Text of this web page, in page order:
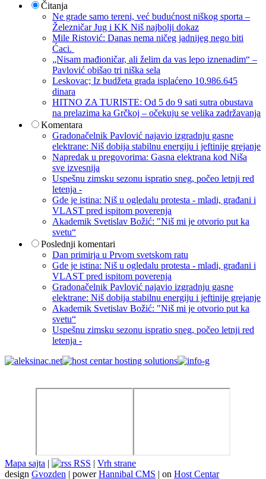
Čitanja
Ne grade samo tereni, već budućnost niškog sporta –
Železničar Jug i KK Niš najbolji dokaz
Mile Ristović: Danas nema ničeg jadnijeg nego biti
Ćaci.
„Nisam mađioničar, ali želim da vas lepo iznenadim“ –
Pavlović obišao tri niška sela
Leskovac; Iz budžeta grada isplaćeno 10.986.645
dinara
HITNO ZA TURISTE: Od 5 do 9 sati sutra obustava
na prelazima ka Grčkoj – očekuju se velika zadržavanja
Komentara
Gradonačelnik Pavlović najavio izgradnju gasne
elektrane: Niš dobija stabilnu energiju i jeftinije grejanje
Napredak u pregovorima: Gasna elektrana kod Niša
sve izvesnija
Uspešnu zimsku sezonu ispratio sneg, počeo letnji red
letenja -
Gde je istina: Niš u ogledalu protesta - mladi, građani i
VLAST pred ispitom poverenja
Akademik Svetislav Božić: "Niš mi je otvorio put ka
svetu“
Poslednji komentari
Dan primirja u Prvom svetskom ratu
Gde je istina: Niš u ogledalu protesta - mladi, građani i
VLAST pred ispitom poverenja
Gradonačelnik Pavlović najavio izgradnju gasne
elektrane: Niš dobija stabilnu energiju i jeftinije grejanje
Akademik Svetislav Božić: "Niš mi je otvorio put ka
svetu“
Uspešnu zimsku sezonu ispratio sneg, počeo letnji red
letenja -
Mapa sajta | RSS | Vrh strane
design Gvozden | powerHannibal CMS | on Host Centar